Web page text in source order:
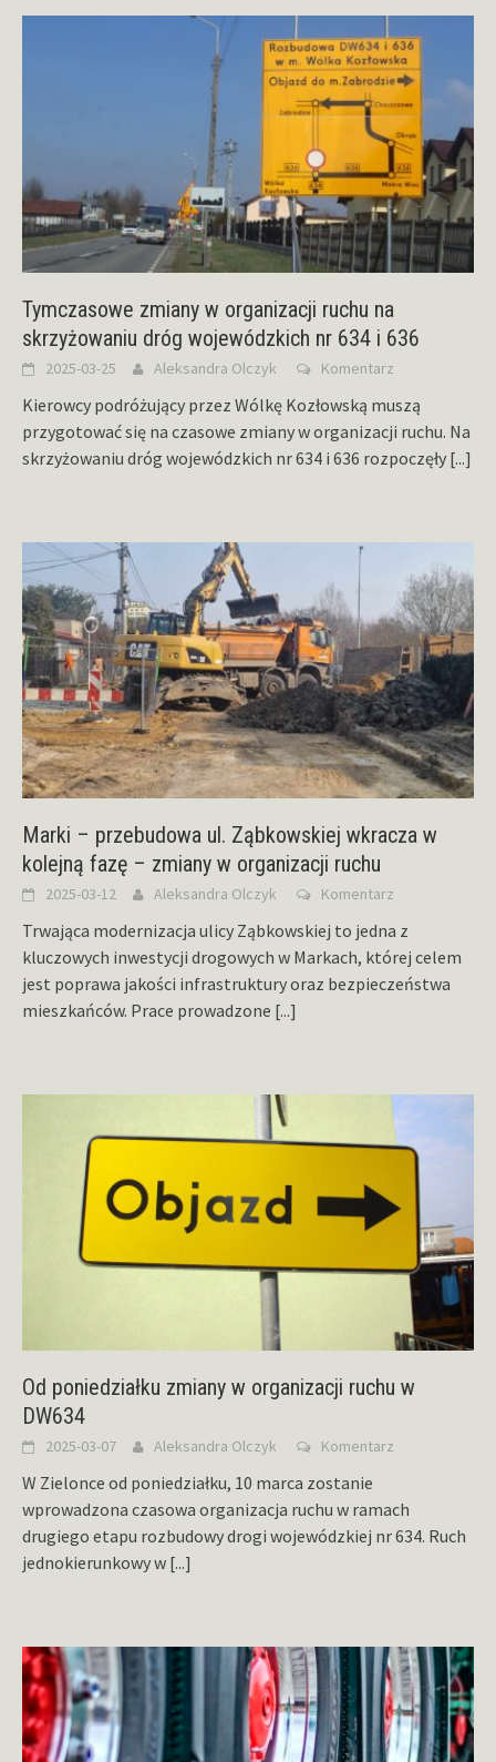
Tymczasowe zmiany w organizacji ruchu na
skrzyżowaniu dróg wojewódzkich nr 634 i 636
2025-03-25 Aleksandra Olczyk Komentarz
Kierowcy podróżujący przez Wólkę Kozłowską muszą
przygotować się na czasowe zmiany w organizacji ruchu. Na
skrzyżowaniu dróg wojewódzkich nr 634 i 636 rozpoczęły [...]
Marki – przebudowa ul. Ząbkowskiej wkracza w
kolejną fazę – zmiany w organizacji ruchu
2025-03-12 Aleksandra Olczyk Komentarz
Trwająca modernizacja ulicy Ząbkowskiej to jedna z
kluczowych inwestycji drogowych w Markach, której celem
jest poprawa jakości infrastruktury oraz bezpieczeństwa
mieszkańców. Prace prowadzone [...]
Od poniedziałku zmiany w organizacji ruchu w
DW634
2025-03-07 Aleksandra Olczyk Komentarz
W Zielonce od poniedziałku, 10 marca zostanie
wprowadzona czasowa organizacja ruchu w ramach
drugiego etapu rozbudowy drogi wojewódzkiej nr 634. Ruch
jednokierunkowy w [...]